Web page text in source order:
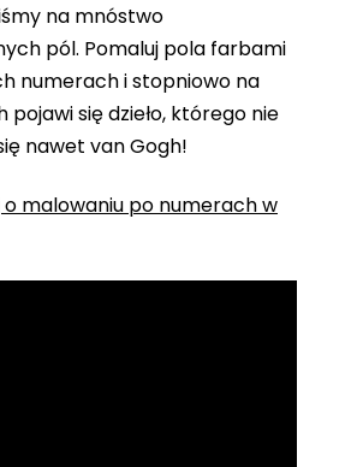
na mnóstwo
pól. Pomaluj pola farbami
numerach i stopniowo na
pojawi się dzieło, którego nie
nawet van Gogh!
o malowaniu po numerach w